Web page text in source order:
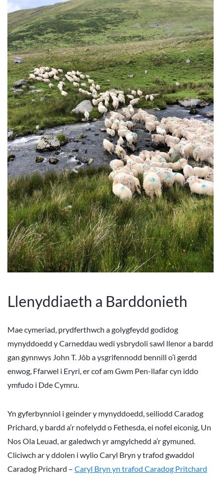
Llenyddiaeth a Barddonieth
Mae cymeriad, prydferthwch a golygfeydd godidog
mynyddoedd y Carneddau wedi ysbrydoli sawl llenor a bardd
gan gynnwys John T. Jôb a ysgrifennodd bennill o’i gerdd
enwog, Ffarwel i Eryri, er cof am Gwm Pen-llafar cyn iddo
ymfudo i Dde Cymru.
Yn gyferbynniol i geinder y mynyddoedd, seiliodd Caradog
Prichard, y bardd a’r nofelydd o Fethesda, ei nofel eiconig, Un
Nos Ola Leuad, ar galedwch yr amgylchedd a’r gymuned.
Cliciwch ar y ddolen i wylio Caryl Bryn y trafod gwaddol
Caradog Prichard – Caryl Bryn yn trafod Caradog Pritchard